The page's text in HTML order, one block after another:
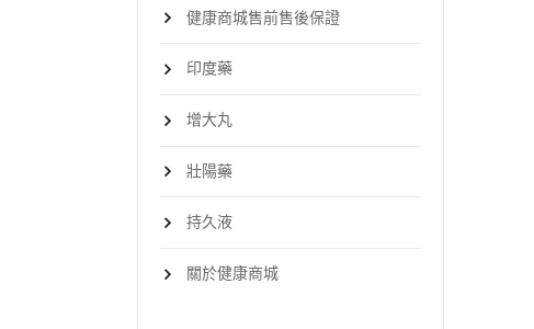
健康商城售前售後保證
印度藥
增大丸
壯陽藥
持久液
關於健康商城